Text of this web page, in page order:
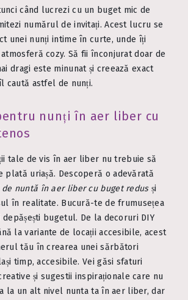
când lucrezi cu un buget mic de
numărul de invitați. Acest lucru se
unei nunți intime în curte, unde îți
cozy. Să fii înconjurat doar de
dragi este minunat și creează exact
caută astfel de nunți.
nunți în aer liber cu
tale de vis în aer liber nu trebuie să
plată uriașă. Descoperă o adevărată
nuntă în aer liber cu buget redusși
în realitate. Bucură-te de frumusețea
bugetul. De la decoruri DIY
la variante de locații accesibile, acest
tău în crearea unei sărbători
timp, accesibile. Vei găsi sfaturi
și sugestii inspiraționale care nu
la un alt nivel nunta ta în aer liber, dar